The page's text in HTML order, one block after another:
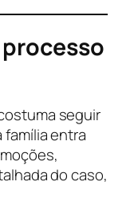
seguir
entra
do caso,